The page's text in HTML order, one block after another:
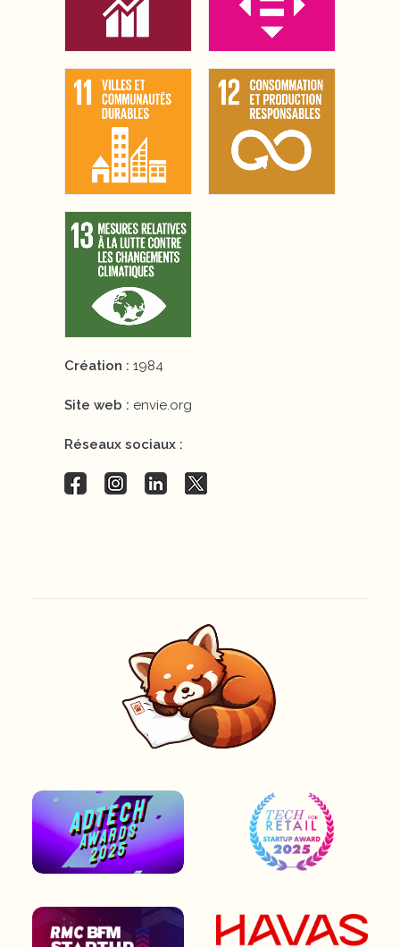
Création : 1984
Site web : envie.org
Réseaux sociaux :